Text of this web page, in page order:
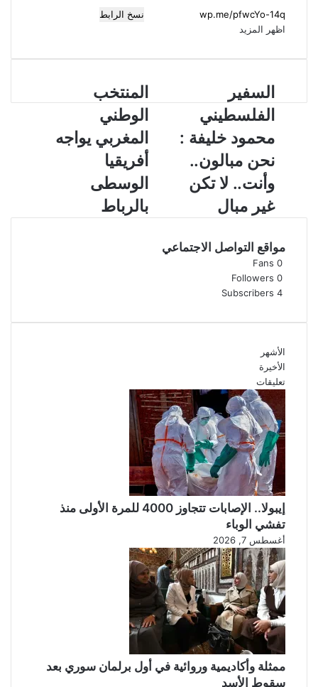
نسخ الرابط
اظهر المزيد
ا
ل
م
ن
ت
خ
ب
ا
ل
غ
ي
و
ا
ج
ه
ف
ر
ي
ا
ا
ل
و
ط
ب
ا
المنتخب
الوطني
المغربي يواجه
أفريقيا
الوسطى
بالرباط
ا
ل
س
ي
ر
ل
ف
ط
ي
ن
ي
ح
و
د
خ
ل
ي
ف
ة
:
ن
ح
ن
م
ا
ل
و
ن
.
.
و
أ
ن
السفير
الفلسطيني
محمود خليفة :
نحن مبالون..
وأنت.. لا تكن
غير مبال
مواقع التواصل الاجتماعي
0
Fans
0
Followers
4
Subscribers
الأشهر
الأخيرة
تعليقات
إيبولا.. الإصابات تتجاوز 4000 للمرة الأولى منذ
تفشي الوباء
أغسطس 7, 2026
ممثلة وأكاديمية وروائية في أول برلمان سوري بعد
سقوط الأسد